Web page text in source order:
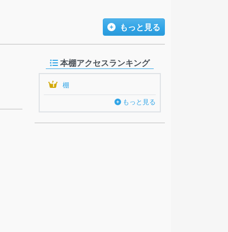
もっと見る
本棚アクセスランキング
1
棚
もっと見る